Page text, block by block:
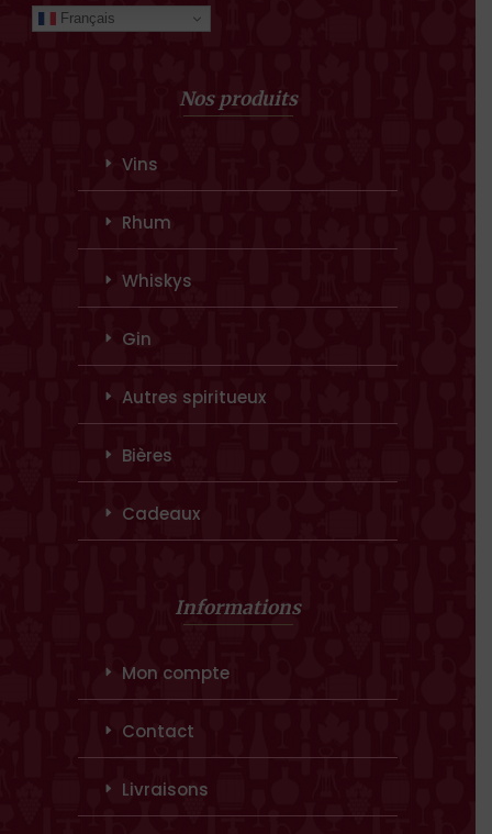
Français
Nos produits
Vins
Rhum
Whiskys
Gin
Autres spiritueux
Bières
Cadeaux
Informations
Mon compte
Contact
Livraisons